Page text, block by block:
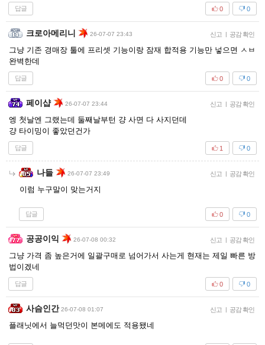
답글 0
0
크로아메리니 26-07-07 23:43 신고 | 공감 확인
그냥 기존 경매장 툴에 프리셋 기능이랑 잠재 합적용 기능만 넣으면 ㅅㅂ
완벽한데
답글 0
0
페이샵 26-07-07 23:44 신고 | 공감 확인
엥 첫날엔 그랬는데 둘째날부턴 걍 사면 다 사지던데
걍 타이밍이 좋았던건가
답글 0
1
나들 26-07-07 23:49 신고 | 공감 확인
이럼 누구말이 맞는거지
답글 0
0
공공이익 26-07-08 00:32 신고 | 공감 확인
그냥 가격 좀 높은거에 일괄구매로 넘어가서 사는게 현재는 제일 빠른 방
법이겠네
답글 0
0
사슴인간 26-07-08 01:07 신고 | 공감 확인
플래닛에서 늘먹던맛이 본메에도 적용됐네